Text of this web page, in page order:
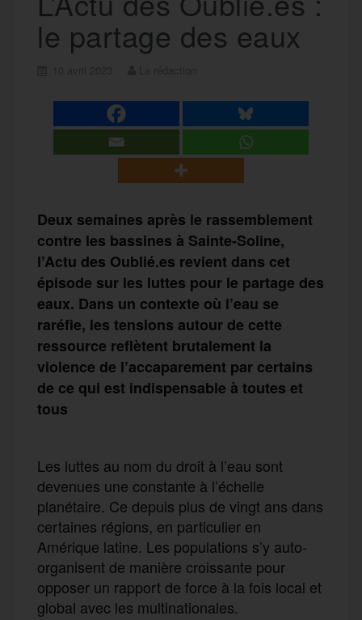
le partage des eaux
Deux semaines après le rassemblement
contre les bassines à Sainte-Soline,
l’Actu des Oublié.es revient dans cet
épisode sur les luttes pour le partage des
eaux. Dans un contexte où l’eau se
raréfie, les tensions autour de cette
ressource reflètent brutalement la
violence de l’accaparement par certains
de ce qui est indispensable à toutes et
tous
Les luttes au nom du droit à l’eau sont
devenues une constante à l’échelle
planétaire. Ce depuis plus de vingt ans dans
certaines régions, en particulier en
Amérique latine. Les populations s’y auto-
organisent de manière croissante pour
opposer un rapport de force à la fois local et
global avec les multinationales.